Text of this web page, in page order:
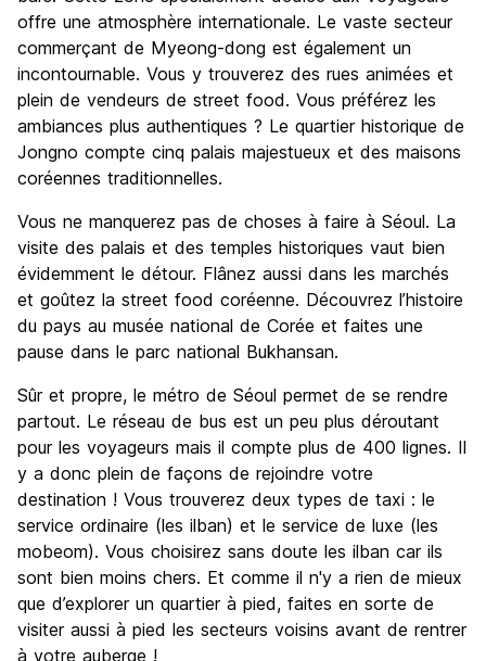
offre une atmosphère internationale. Le vaste secteur
commerçant de Myeong-dong est également un
incontournable. Vous y trouverez des rues animées et
plein de vendeurs de street food. Vous préférez les
ambiances plus authentiques ? Le quartier historique de
Jongno compte cinq palais majestueux et des maisons
coréennes traditionnelles.
Vous ne manquerez pas de choses à faire à Séoul. La
visite des palais et des temples historiques vaut bien
évidemment le détour. Flânez aussi dans les marchés
et goûtez la street food coréenne. Découvrez l’histoire
du pays au musée national de Corée et faites une
pause dans le parc national Bukhansan.
Sûr et propre, le métro de Séoul permet de se rendre
partout. Le réseau de bus est un peu plus déroutant
pour les voyageurs mais il compte plus de 400 lignes. Il
y a donc plein de façons de rejoindre votre
destination ! Vous trouverez deux types de taxi : le
service ordinaire (les ilban) et le service de luxe (les
mobeom). Vous choisirez sans doute les ilban car ils
sont bien moins chers. Et comme il n'y a rien de mieux
que d’explorer un quartier à pied, faites en sorte de
visiter aussi à pied les secteurs voisins avant de rentrer
à votre auberge !